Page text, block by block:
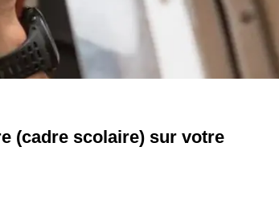
(cadre scolaire) sur votre